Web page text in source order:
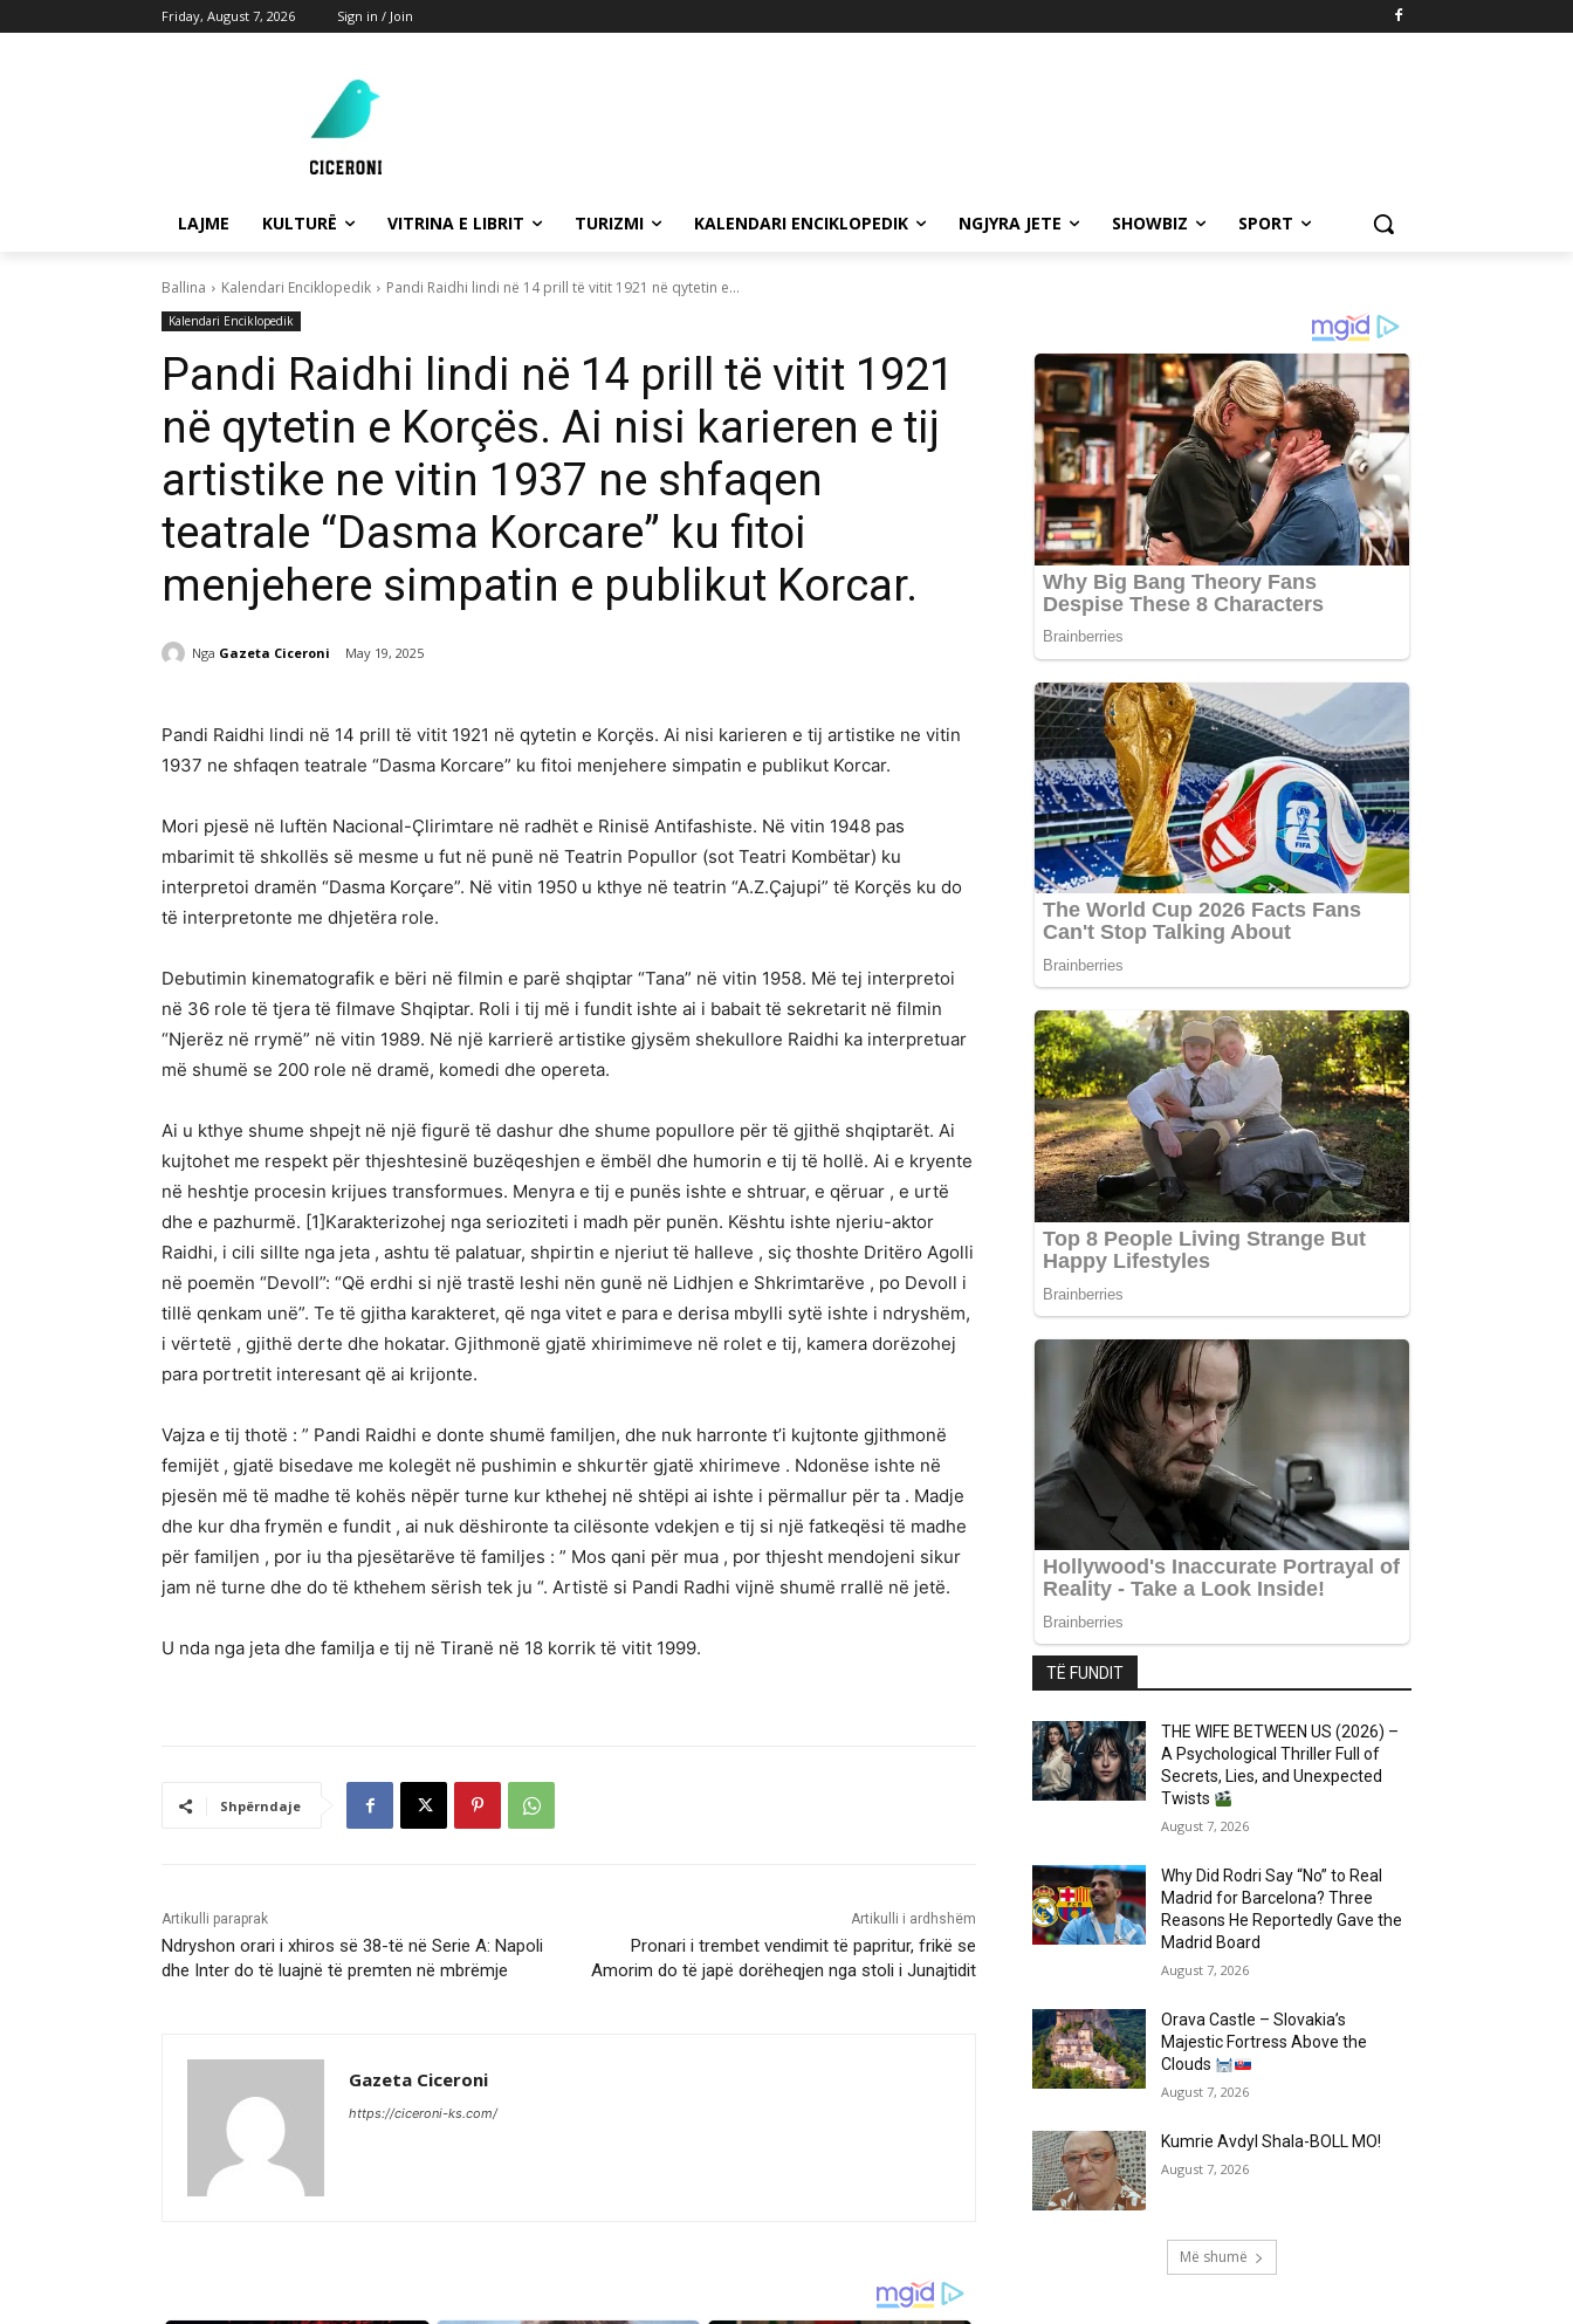
Friday, August 7, 2026 Sign in / Join
LAJME KULTURË VITRINA E LIBRIT TURIZMI KALENDARI ENCIKLOPEDIK NGJYRA JETE SHOWBIZ SPORT
Ballina Kalendari Enciklopedik Pandi Raidhi lindi në 14 prill të vitit 1921 në qytetin e...
Kalendari Enciklopedik
Pandi Raidhi lindi në 14 prill të vitit 1921
në qytetin e Korçës. Ai nisi karieren e tij
artistike ne vitin 1937 ne shfaqen
teatrale “Dasma Korcare” ku fitoi
menjehere simpatin e publikut Korcar.
Nga Gazeta Ciceroni May 19, 2025
Pandi Raidhi lindi në 14 prill të vitit 1921 në qytetin e Korçës. Ai nisi karieren e tij artistike ne vitin
1937 ne shfaqen teatrale “Dasma Korcare” ku fitoi menjehere simpatin e publikut Korcar.
Mori pjesë në luftën Nacional-Çlirimtare në radhët e Rinisë Antifashiste. Në vitin 1948 pas
mbarimit të shkollës së mesme u fut në punë në Teatrin Popullor (sot Teatri Kombëtar) ku
interpretoi dramën “Dasma Korçare”. Në vitin 1950 u kthye në teatrin “A.Z.Çajupi” të Korçës ku do
të interpretonte me dhjetëra role.
Debutimin kinematografik e bëri në filmin e parë shqiptar “Tana” në vitin 1958. Më tej interpretoi
në 36 role të tjera të filmave Shqiptar. Roli i tij më i fundit ishte ai i babait të sekretarit në filmin
“Njerëz në rrymë” në vitin 1989. Në një karrierë artistike gjysëm shekullore Raidhi ka interpretuar
më shumë se 200 role në dramë, komedi dhe opereta.
Ai u kthye shume shpejt në një figurë të dashur dhe shume popullore për të gjithë shqiptarët. Ai
kujtohet me respekt për thjeshtesinë buzëqeshjen e ëmbël dhe humorin e tij të hollë. Ai e kryente
në heshtje procesin krijues transformues. Menyra e tij e punës ishte e shtruar, e qëruar , e urtë
dhe e pazhurmë. [1]Karakterizohej nga serioziteti i madh për punën. Kështu ishte njeriu-aktor
Raidhi, i cili sillte nga jeta , ashtu të palatuar, shpirtin e njeriut të halleve , siç thoshte Dritëro Agolli
në poemën “Devoll”: “Që erdhi si një trastë leshi nën gunë në Lidhjen e Shkrimtarëve , po Devoll i
tillë qenkam unë”. Te të gjitha karakteret, që nga vitet e para e derisa mbylli sytë ishte i ndryshëm,
i vërtetë , gjithë derte dhe hokatar. Gjithmonë gjatë xhirimimeve në rolet e tij, kamera dorëzohej
para portretit interesant që ai krijonte.
Vajza e tij thotë : ” Pandi Raidhi e donte shumë familjen, dhe nuk harronte t’i kujtonte gjithmonë
femijët , gjatë bisedave me kolegët në pushimin e shkurtër gjatë xhirimeve . Ndonëse ishte në
pjesën më të madhe të kohës nëpër turne kur kthehej në shtëpi ai ishte i përmallur për ta . Madje
dhe kur dha frymën e fundit , ai nuk dëshironte ta cilësonte vdekjen e tij si një fatkeqësi të madhe
për familjen , por iu tha pjesëtarëve të familjes : ” Mos qani për mua , por thjesht mendojeni sikur
jam në turne dhe do të kthehem sërish tek ju “. Artistë si Pandi Radhi vijnë shumë rrallë në jetë.
U nda nga jeta dhe familja e tij në Tiranë në 18 korrik të vitit 1999.
Shpërndaje
Artikulli paraprak
Ndryshon orari i xhiros së 38-të në Serie A: Napoli
dhe Inter do të luajnë të premten në mbrëmje
Artikulli i ardhshëm
Pronari i trembet vendimit të papritur, frikë se
Amorim do të japë dorëheqjen nga stoli i Junajtidit
Gazeta Ciceroni
https://ciceroni-ks.com/
TË FUNDIT
THE WIFE BETWEEN US (2026) –
A Psychological Thriller Full of
Secrets, Lies, and Unexpected
Twists
August 7, 2026
Why Did Rodri Say “No” to Real
Madrid for Barcelona? Three
Reasons He Reportedly Gave the
Madrid Board
August 7, 2026
Orava Castle – Slovakia’s
Majestic Fortress Above the
Clouds
August 7, 2026
Kumrie Avdyl Shala-BOLL MO!
August 7, 2026
Më shumë